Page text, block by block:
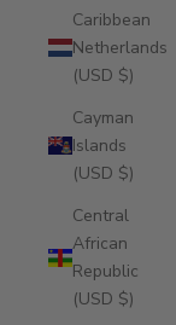
Caribbean
Netherlands
(USD $)
Cayman
Islands
(USD $)
Central
African
Republic
(USD $)